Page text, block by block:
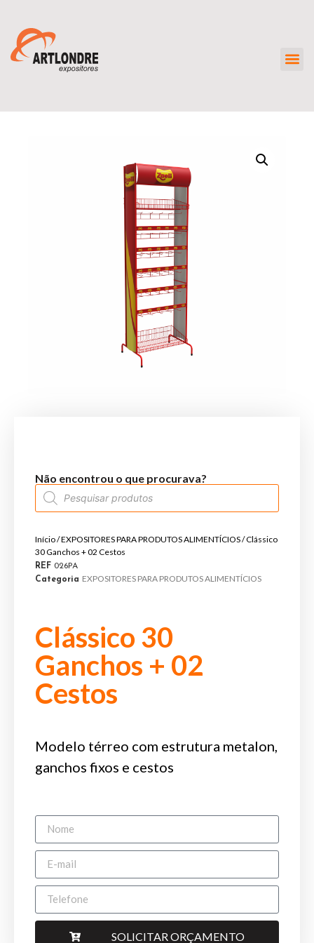
Não encontrou o que procurava?
Início/EXPOSITORES PARA PRODUTOS ALIMENTÍCIOS/ Clássico
30 Ganchos + 02 Cestos
REF 026PA
Categoria EXPOSITORES PARA PRODUTOS ALIMENTÍCIOS
Clássico 30
Ganchos + 02
Cestos
Modelo térreo com estrutura metalon,
ganchos fixos e cestos
SOLICITAR ORÇAMENTO